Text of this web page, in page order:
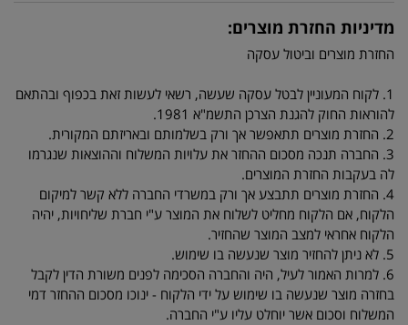
מדיניות החזרת מוצרים:
החזרת מוצרים וביטול עסקה
1. לקוח המעוניין לבטל עסקה שעשה, רשאי לעשות זאת בכפוף ובהתאם
להוראות החוק להגנת הצרכן התשמ"א 1981.
2. החזרת מוצרים תתאפשר אך ורק בשלמותם ובאריזתם המקורית.
3. החברה תנכה מסכום ההחזר את עלויות המשלוח וההוצאות שנגרמו
לה בעקבות החזרת המוצרים.
4. החזרת מוצרים תתבצע אך ורק במשרדי החברה ללא קשר למיקום
הלקוח, אם הלקוח מחליט לשלוח את המוצר ע"י חברת שליחויות, יהיה
הלקוח אחראי למצב המוצר שהחזיר.
5. לא ניתן להחזיר מוצר שנעשה בו שימוש.
6. למרות האמור לעיל, היה והחברה הסכימה לפנים משורת הדין לקבל
בחזרה מוצר שנעשה בו שימוש על ידי הלקוח - ינוכו מסכום ההחזר דמי
המשלוח וסכום אשר יוחלט עליו ע"י החברה.